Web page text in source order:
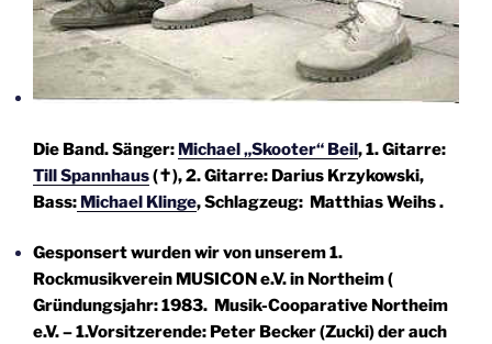
Die Band. Sänger: Michael „Skooter“ Beil, 1. Gitarre:
Till Spannhaus(✝), 2. Gitarre: Darius Krzykowski,
Bass: Michael Klinge, Schlagzeug: Matthias Weihs .
Gesponsert wurden wir von unserem 1.
Rockmusikverein MUSICON e.V. in Northeim (
Gründungsjahr: 1983. Musik-Cooparative Northeim
e.V. – 1.Vorsitzerende: Peter Becker (Zucki) der auch